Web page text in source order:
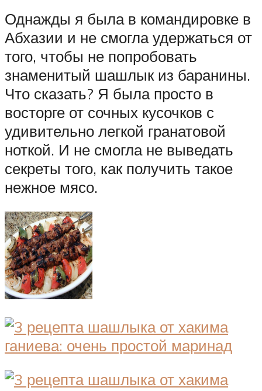
Однажды я была в командировке в
Абхазии и не смогла удержаться от
того, чтобы не попробовать
знаменитый шашлык из баранины.
Что сказать? Я была просто в
восторге от сочных кусочков с
удивительно легкой гранатовой
ноткой. И не смогла не выведать
секреты того, как получить такое
нежное мясо.